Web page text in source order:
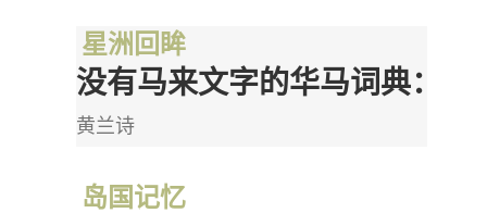
星洲回眸
没有马来文字的华马词典：《
黄兰诗
岛国记忆